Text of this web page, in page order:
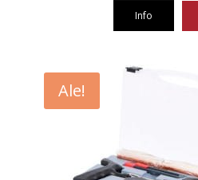
Info
Ale!